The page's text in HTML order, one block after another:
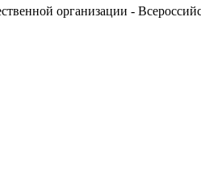
организации -